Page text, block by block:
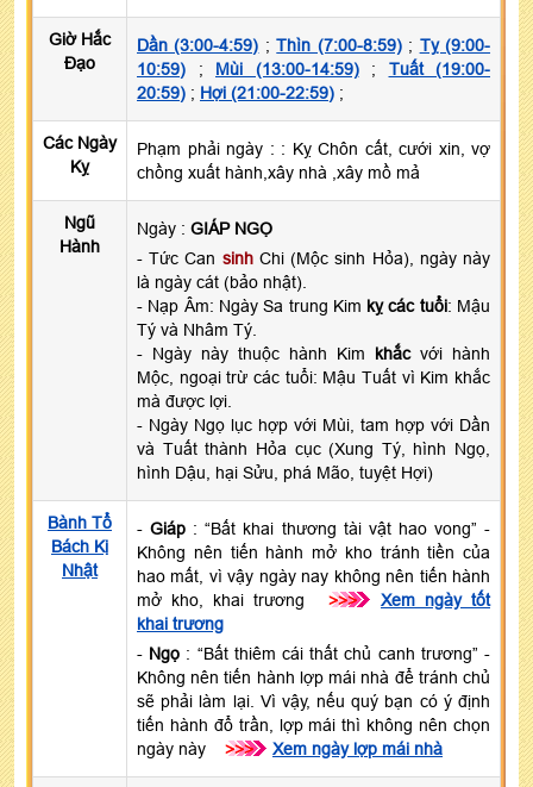
Giờ Hắc
Đạo
Dần (3:00-4:59) ;Thìn (7:00-8:59); Tỵ (9:00-
10:59) ; Mùi (13:00-14:59); Tuất (19:00-
20:59) ; Hợi (21:00-22:59) ;
Các Ngày
Kỵ
Phạm phải ngày : : Kỵ Chôn cất, cưới xin, vợ
chồng xuất hành,xây nhà ,xây mồ mả
Ngũ
Hành
Ngày : GIÁP NGỌ
- Tức Can sinhChi (Mộc sinh Hỏa), ngày này
là ngày cát (bảo nhật).
- Nạp Âm: Ngày Sa trung Kim kỵ các tuổi: Mậu
Tý và Nhâm Tý.
- Ngày này thuộc hành Kim khắcvới hành
Mộc, ngoại trừ các tuổi: Mậu Tuất vì Kim khắc
mà được lợi.
- Ngày Ngọ lục hợp với Mùi, tam hợp với Dần
và Tuất thành Hỏa cục (Xung Tý, hình Ngọ,
hình Dậu, hại Sửu, phá Mão, tuyệt Hợi)
Bành Tổ
Bách Kị
Nhật
-Giáp : “Bất khai thương tài vật hao vong” -
Không nên tiến hành mở kho tránh tiền của
hao mất, vì vậy ngày nay không nên tiến hành
mở kho, khai trương
>>>
Xem ngày tốt
khai trương
- Ngọ : “Bất thiêm cái thất chủ canh trương” -
Không nên tiến hành lợp mái nhà để tránh chủ
sẽ phải làm lại. Vì vậy, nếu quý bạn có ý định
tiến hành đổ trần, lợp mái thì không nên chọn
ngày này
>>> Xem ngày lợp mái nhà